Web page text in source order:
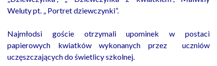
Weluty pt. „ Portret dziewczynki”.
Najmłodsi goście otrzymali upominek w postaci
papierowych kwiatków wykonanych przez uczniów
uczęszczających do świetlicy szkolnej.